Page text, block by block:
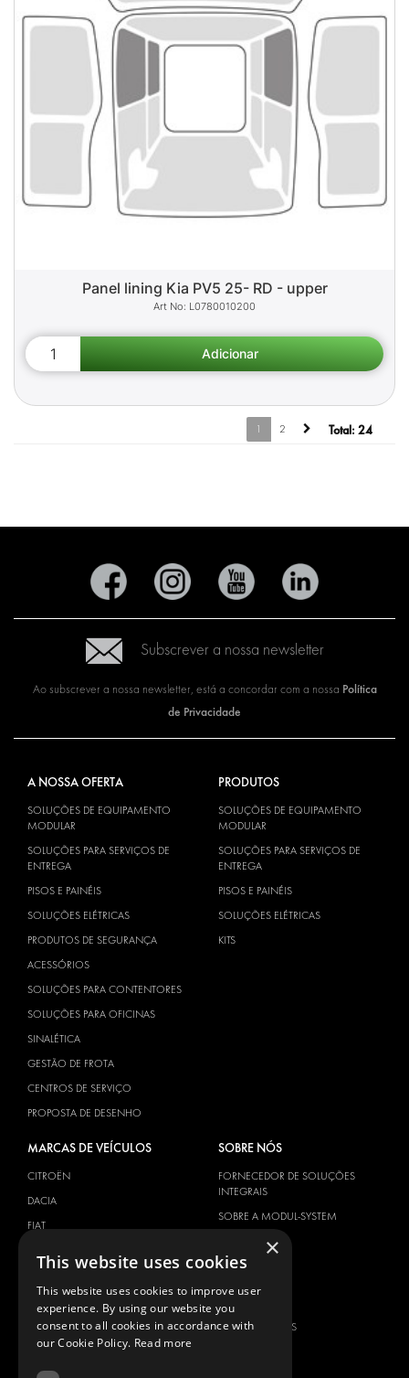
Panel lining Kia PV5 25- RD - upper
L0780010200
1 2 Total: 24
Subscrever a nossa newsletter
Ao subscrever a nossa newsletter, está a concordar com a nossa Política
de Privacidade
A NOSSA OFERTA
SOLUÇÕES DE EQUIPAMENTO
MODULAR
SOLUÇÕES PARA SERVIÇOS DE
ENTREGA
PISOS E PAINÉIS
SOLUÇÕES ELÉTRICAS
PRODUTOS DE SEGURANÇA
ACESSÓRIOS
SOLUÇÕES PARA CONTENTORES
SOLUÇÕES PARA OFICINAS
SINALÉTICA
GESTÃO DE FROTA
CENTROS DE SERVIÇO
PROPOSTA DE DESENHO
PRODUTOS
SOLUÇÕES DE EQUIPAMENTO
MODULAR
SOLUÇÕES PARA SERVIÇOS DE
ENTREGA
PISOS E PAINÉIS
SOLUÇÕES ELÉTRICAS
KITS
MARCAS DE VEÍCULOS
CITROËN
DACIA
FIAT
IVECO
MAN
MAXUS
MERCEDES
SOBRE NÓS
FORNECEDOR DE SOLUÇÕES
INTEGRAIS
SOBRE A MODUL-SYSTEM
DOWNLOADS
NOTÍCIAS
CONTACTOS
CONTACTE-NOS
×
This website uses cookies
This website uses cookies to improve user
experience. By using our website you
consent to all cookies in accordance with
our Cookie Policy. Read more